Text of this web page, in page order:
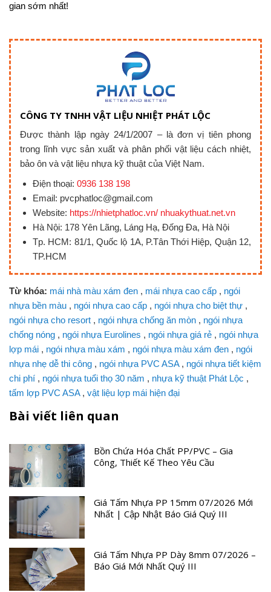
gian sớm nhất!
CÔNG TY TNHH VẬT LIỆU NHIỆT PHÁT LỘC
Được thành lập ngày 24/1/2007 – là đơn vị tiên phong
trong lĩnh vực sản xuất và phân phối vật liệu cách nhiệt,
bảo ôn và vật liệu nhựa kỹ thuật của Việt Nam.
Điện thoại: 0936 138 198
Email: pvcphatloc@gmail.com
Website: https://nhietphatloc.vn/ nhuakythuat.net.vn
Hà Nội: 178 Yên Lãng, Láng Hạ, Đống Đa, Hà Nội
Tp. HCM: 81/1, Quốc lộ 1A, P.Tân Thới Hiệp, Quận 12,
TP.HCM
Từ khóa: mái nhà màu xám đen , mái nhựa cao cấp , ngói
nhựa bền màu , ngói nhựa cao cấp , ngói nhựa cho biệt thự ,
ngói nhựa cho resort , ngói nhựa chống ăn mòn , ngói nhựa
chống nóng , ngói nhựa Eurolines , ngói nhựa giá rẻ , ngói nhựa
lợp mái , ngói nhựa màu xám , ngói nhựa màu xám đen , ngói
nhựa nhẹ dễ thi công , ngói nhựa PVC ASA, ngói nhựa tiết kiệm
chi phí , ngói nhựa tuổi thọ 30 năm , nhựa kỹ thuật Phát Lộc ,
tấm lợp PVC ASA, vật liệu lợp mái hiện đại
Bài viết liên quan
Bồn Chứa Hóa Chất PP/PVC – Gia
Công, Thiết Kế Theo Yêu Cầu
Giá Tấm Nhựa PP 15mm 07/2026 Mới
Nhất | Cập Nhật Báo Giá Quý III
Giá Tấm Nhựa PP Dày 8mm 07/2026 –
Báo Giá Mới Nhất Quý III